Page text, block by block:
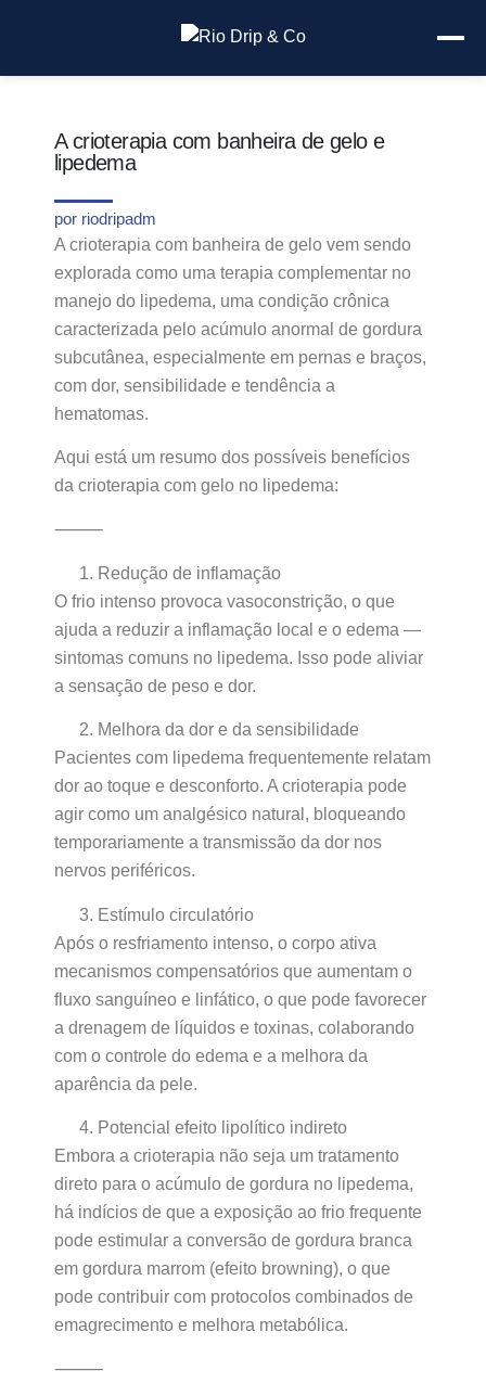
A crioterapia com banheira de gelo e
lipedema
por riodripadm
A crioterapia com banheira de gelo vem sendo
explorada como uma terapia complementar no
manejo do lipedema, uma condição crônica
caracterizada pelo acúmulo anormal de gordura
subcutânea, especialmente em pernas e braços,
com dor, sensibilidade e tendência a
hematomas.
Aqui está um resumo dos possíveis benefícios
da crioterapia com gelo no lipedema:
⸻
Redução de inflamação
O frio intenso provoca vasoconstrição, o que
ajuda a reduzir a inflamação local e o edema —
sintomas comuns no lipedema. Isso pode aliviar
a sensação de peso e dor.
Melhora da dor e da sensibilidade
Pacientes com lipedema frequentemente relatam
dor ao toque e desconforto. A crioterapia pode
agir como um analgésico natural, bloqueando
temporariamente a transmissão da dor nos
nervos periféricos.
Estímulo circulatório
Após o resfriamento intenso, o corpo ativa
mecanismos compensatórios que aumentam o
fluxo sanguíneo e linfático, o que pode favorecer
a drenagem de líquidos e toxinas, colaborando
com o controle do edema e a melhora da
aparência da pele.
Potencial efeito lipolítico indireto
Embora a crioterapia não seja um tratamento
direto para o acúmulo de gordura no lipedema,
há indícios de que a exposição ao frio frequente
pode estimular a conversão de gordura branca
em gordura marrom (efeito browning), o que
pode contribuir com protocolos combinados de
emagrecimento e melhora metabólica.
⸻